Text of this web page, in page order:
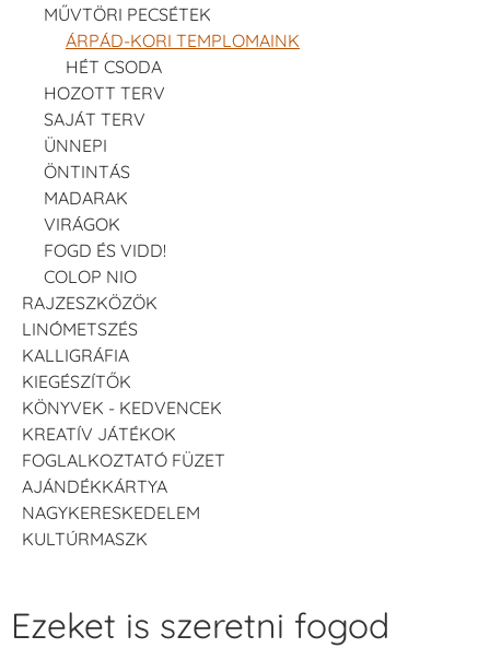
MŰVTÖRI PECSÉTEK
ÁRPÁD-KORI TEMPLOMAINK
HÉT CSODA
HOZOTT TERV
SAJÁT TERV
ÜNNEPI
ÖNTINTÁS
MADARAK
VIRÁGOK
FOGD ÉS VIDD!
COLOP NIO
RAJZESZKÖZÖK
LINÓMETSZÉS
KALLIGRÁFIA
KIEGÉSZÍTŐK
KÖNYVEK - KEDVENCEK
KREATÍV JÁTÉKOK
FOGLALKOZTATÓ FÜZET
AJÁNDÉKKÁRTYA
NAGYKERESKEDELEM
KULTÚRMASZK
Ezeket is szeretni fogod